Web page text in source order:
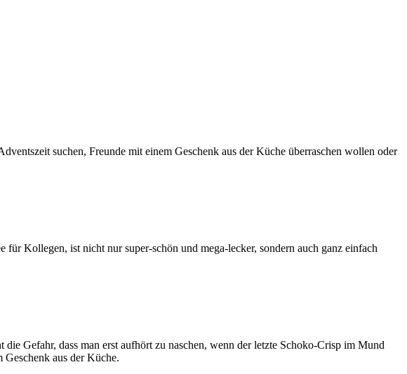
suchen, Freunde mit einem Geschenk aus der Küche überraschen wollen oder
Kollegen, ist nicht nur super-schön und mega-lecker, sondern auch ganz einfach
Gefahr, dass man erst aufhört zu naschen, wenn der letzte Schoko-Crisp im Mund
aus der Küche.